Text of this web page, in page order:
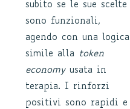
subito se le sue scelte
sono funzionali,
agendo con una logica
simile alla token
economyusata in
terapia. I rinforzi
positivi sono rapidi e